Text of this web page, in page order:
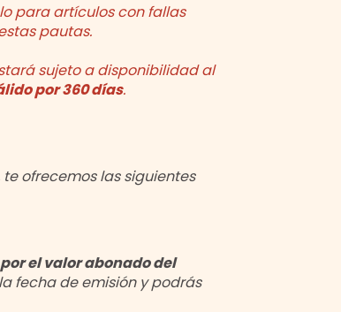
para artículos con fallas
pautas.
sujeto a disponibilidad al
por 360 días.
ofrecemos las siguientes
el valor abonado del
fecha de emisión y podrás